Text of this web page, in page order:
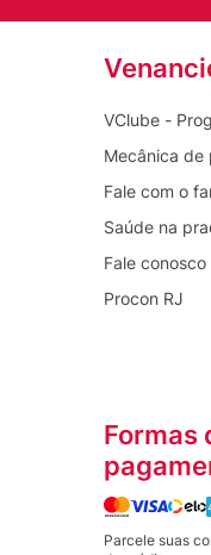
VClube -
Mecânica de
Fale com o
Saúde na
Fale conosco
Procon RJ
Formas
Parcele suas